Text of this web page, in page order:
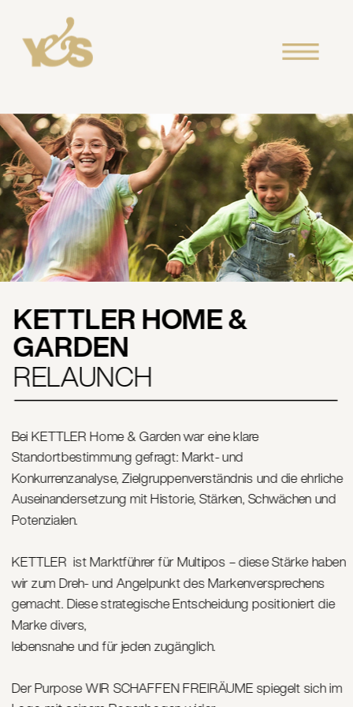
KETTLER HOME &
GARDEN
RELAUNCH
Bei KETTLER Home & Garden war eine klare
Standortbestimmung gefragt: Markt- und
Konkurrenzanalyse, Zielgruppenverständnis und die ehrliche
Auseinandersetzung mit Historie, Stärken, Schwächen und
Potenzialen.
KETTLER  ist Marktführer für Multipos – diese Stärke haben
wir zum Dreh- und Angelpunkt des Markenversprechens
gemacht. Diese strategische Entscheidung positioniert die
Marke divers,
lebensnahe und für jeden zugänglich.
Der Purpose WIR SCHAFFEN FREIRÄUME spiegelt sich im